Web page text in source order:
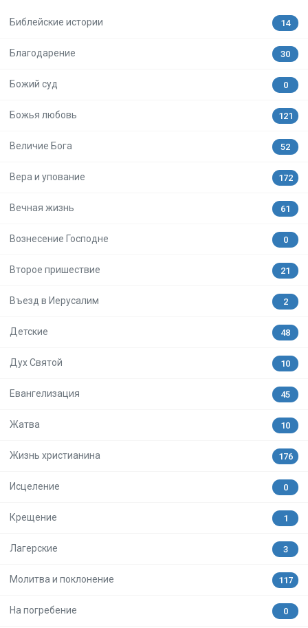
Библейские истории 14
Благодарение 30
Божий суд 0
Божья любовь 121
Величие Бога 52
Вера и упование 172
Вечная жизнь 61
Вознесение Господне 0
Второе пришествие 21
Въезд в Иерусалим 2
Детские 48
Дух Святой 10
Евангелизация 45
Жатва 10
Жизнь христианина 176
Исцеление 0
Крещение 1
Лагерские 3
Молитва и поклонение 117
На погребение 0